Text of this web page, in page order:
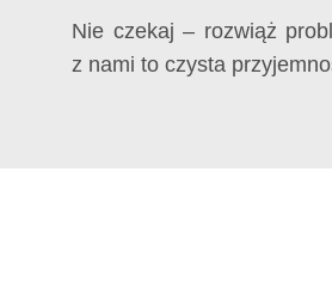
Nie czekaj – rozwiąż
z nami to czysta